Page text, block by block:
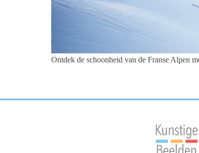
Ontdek de schoonheid van de Franse Alpen